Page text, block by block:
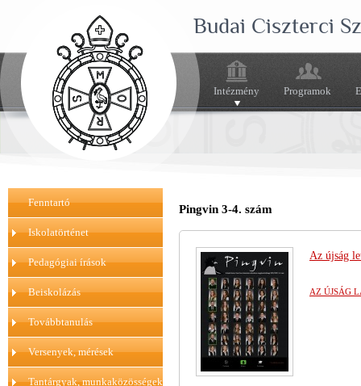
Budai Ciszterci
Intézmény Programok
Fenntartó
Iskolatörténet
Pedagógiai írások
Beiskolázás
Továbbtanulás
Versenyek, mérések
Tantárgyak, munkaközösségek
Pingvin 3-4. szám
Az újság
AZ ÚJSÁG